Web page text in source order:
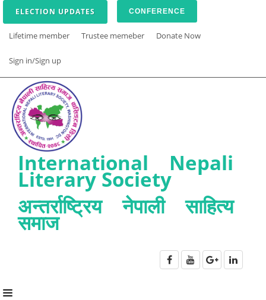
ELECTION UPDATES CONFERENCE
Lifetime member Trustee memeber Donate Now
Sign in/Sign up
International Nepali
Literary Society
अन्तर्राष्ट्रिय नेपाली साहित्य
समाज